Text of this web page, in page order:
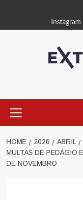
Instagram
Menu
HOME 2026 ABRIL
MULTAS DE PEDÁGIO
DE NOVEMBRO